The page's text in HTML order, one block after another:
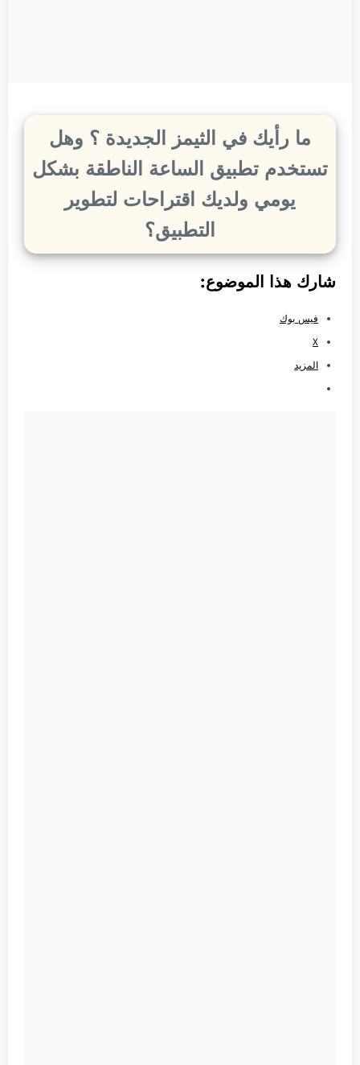
ما رأيك في الثيمز الجديدة ؟ وهل
تستخدم تطبيق الساعة الناطقة بشكل
يومي ولديك اقتراحات لتطوير
التطبيق؟
شارك هذا الموضوع:
فيس بوك
X
المزيد